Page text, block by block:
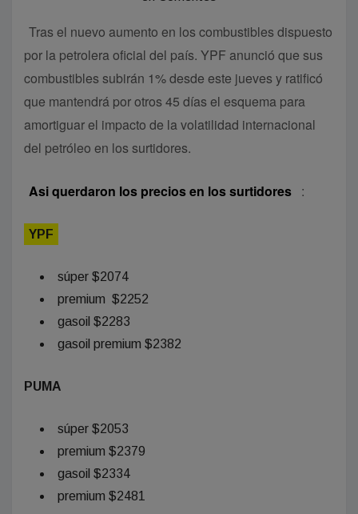
Tras el nuevo aumento en los combustibles dispuesto
por la petrolera oficial del país. YPF anunció que sus
combustibles subirán 1% desde este jueves y ratificó
que mantendrá por otros 45 días el esquema para
amortiguar el impacto de la volatilidad internacional
del petróleo en los surtidores.
Asi querdaron los precios en los surtidores :
YPF
súper $2074
premium $2252
gasoil $2283
gasoil premium $2382
PUMA
súper $2053
premium $2379
gasoil $2334
premium $2481